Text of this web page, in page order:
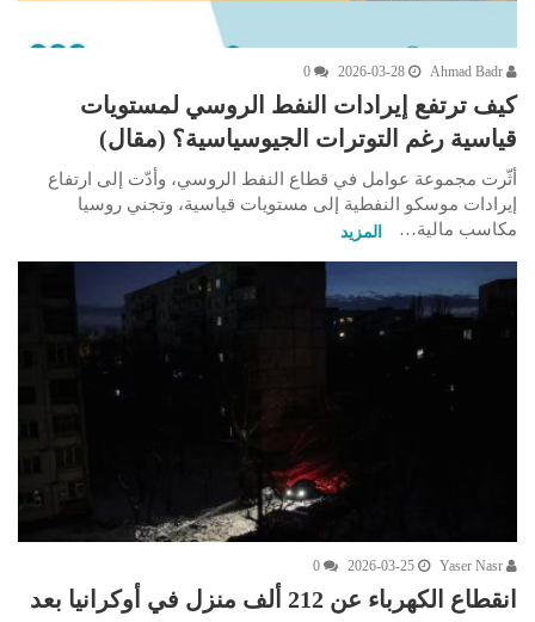
2026-03-28
0
كيف ترتفع إيرادات النفط الروسي لمستويات
قياسية رغم التوترات الجيوسياسية؟ (مقال)
أثّرت مجموعة عوامل في قطاع النفط الروسي، وأدّت إلى ارتفاع
إيرادات موسكو النفطية إلى مستويات قياسية، وتجني روسيا
مكاسب مالية…
المزيد
2026-03-25
0
انقطاع الكهرباء عن 212 ألف منزل في أوكرانيا بعد